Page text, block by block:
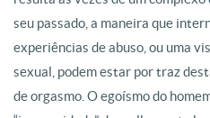
seu passado, a maneira que
experiências de abuso, ou uma
sexual, podem estar por traz
de orgasmo. O egoísmo do